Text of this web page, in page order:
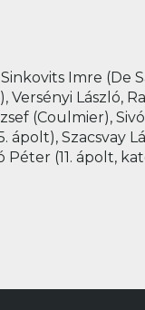
Imre (De
László,
(Coulmier),
ápolt), Szacsvay
(11. ápolt,